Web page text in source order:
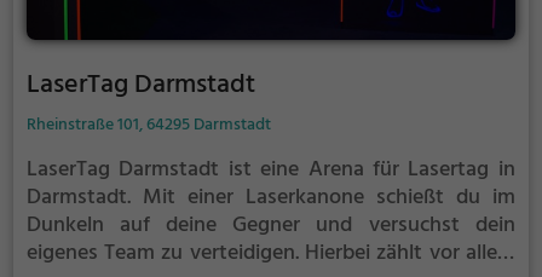
LaserTag Darmstadt
Rheinstraße 101, 64295 Darmstadt
LaserTag Darmstadt ist eine Arena für Lasertag in
Darmstadt. Mit einer Laserkanone schießt du im
Dunkeln auf deine Gegner und versuchst dein
eigenes Team zu verteidigen. Hierbei zählt vor allem